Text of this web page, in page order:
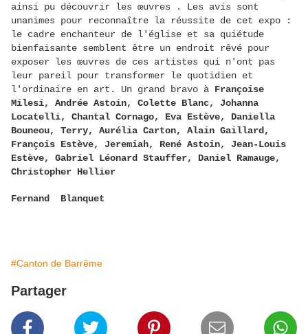
ainsi pu découvrir les œuvres . Les avis sont
unanimes pour reconnaître la réussite de cet expo :
le cadre enchanteur de l'église et sa quiétude
bienfaisante semblent être un endroit rêvé pour
exposer les œuvres de ces artistes qui n'ont pas
leur pareil pour transformer le quotidien et
l'ordinaire en art. Un grand bravo à Françoise
Milesi, Andrée Astoin, Colette Blanc, Johanna
Locatelli, Chantal Cornago, Eva Estève, Daniella
Bouneou, Terry, Aurélia Carton, Alain Gaillard,
François Estève, Jeremiah, René Astoin, Jean-Louis
Estève, Gabriel Léonard Stauffer, Daniel Ramauge,
Christopher Hellier
Fernand Blanquet
#Canton de Barrême
Partager